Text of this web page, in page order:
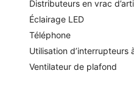
Distributeurs en vrac
Éclairage LED
Téléphone
Utilisation d’interrupteurs
Ventilateur de plafond